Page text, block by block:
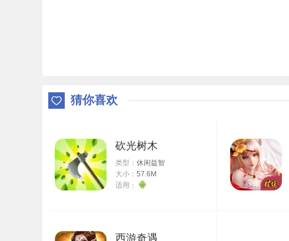
猜你喜欢
砍光树木
类型： 休闲益智
大小： 57.6M
适用：
西游奇遇